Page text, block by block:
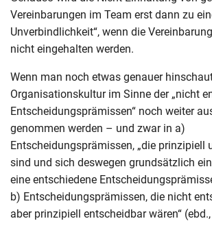
Vereinbarungen im Team erst dann zu
Unverbindlichkeit“, wenn die
nicht eingehalten werden.
Wenn man noch etwas genauer
Organisationskultur im Sinne der „nicht
Entscheidungsprämissen“ noch weiter
genommen werden – und zwar in a)
Entscheidungsprämissen, „die prinzipiell
sind und sich deswegen grundsätzlich
eine entschiedene
b) Entscheidungsprämissen, die nicht
aber prinzipiell entscheidbar wären“